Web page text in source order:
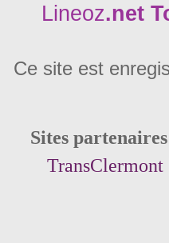
Lineoz.net
Ce site est
Sites
TransClermont